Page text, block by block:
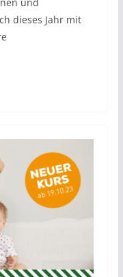
dieses Jahr mit